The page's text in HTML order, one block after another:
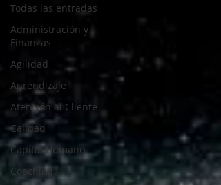
Todas las entradas
Administración y
Finanzas
Agilidad
Aprendizaje
Atención al Cliente
Calidad
Capital Humano
Coaching